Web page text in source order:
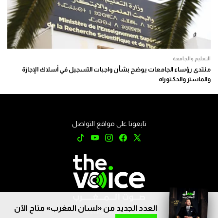
التعليم والجامعة
منتدى رؤساء الجامعات يوضح بشأن واجبات التسجيل في أسلاك الإجازة
والماستر والدكتوراه
العدد الجديد من «لسان المغرب» متاح الآن
تابعونا على مواقع التواصل
جميع الحقوق محفوظة © 2026